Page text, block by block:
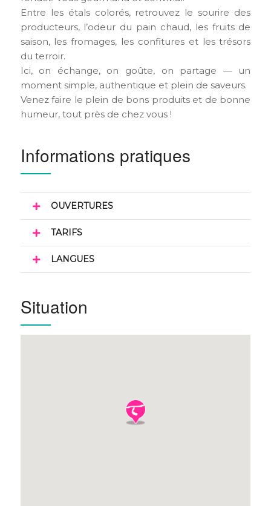
Entre les étals colorés, retrouvez le sourire des
producteurs, l’odeur du pain chaud, les fruits de
saison, les fromages, les confitures et les trésors
du terroir.
Ici, on échange, on goûte, on partage — un
moment simple, authentique et plein de saveurs.
Venez faire le plein de bons produits et de bonne
humeur, tout près de chez vous !
Informations pratiques
OUVERTURES
TARIFS
LANGUES
Situation